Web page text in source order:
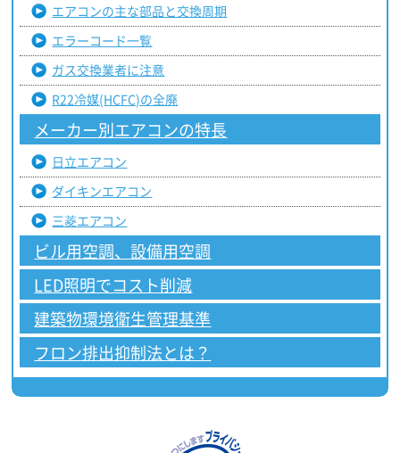
エアコンの主な部品と交換周期
エラーコード一覧
ガス交換業者に注意
R22冷媒(HCFC)の全廃
メーカー別エアコンの特長
日立エアコン
ダイキンエアコン
三菱エアコン
ビル用空調、設備用空調
LED照明でコスト削減
建築物環境衛生管理基準
フロン排出抑制法とは？